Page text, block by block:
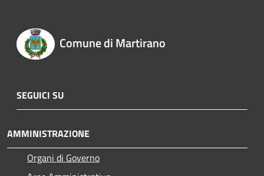
Comune di Martirano
SEGUICI SU
AMMINISTRAZIONE
Organi di Governo